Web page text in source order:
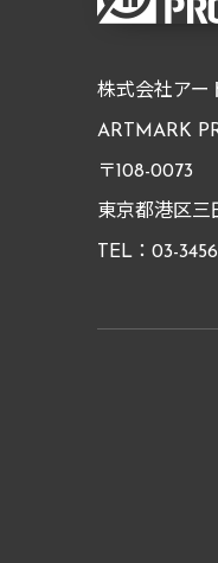
株式会社アー
ARTMARK
〒108-0073
東京都港区三
TEL：03-